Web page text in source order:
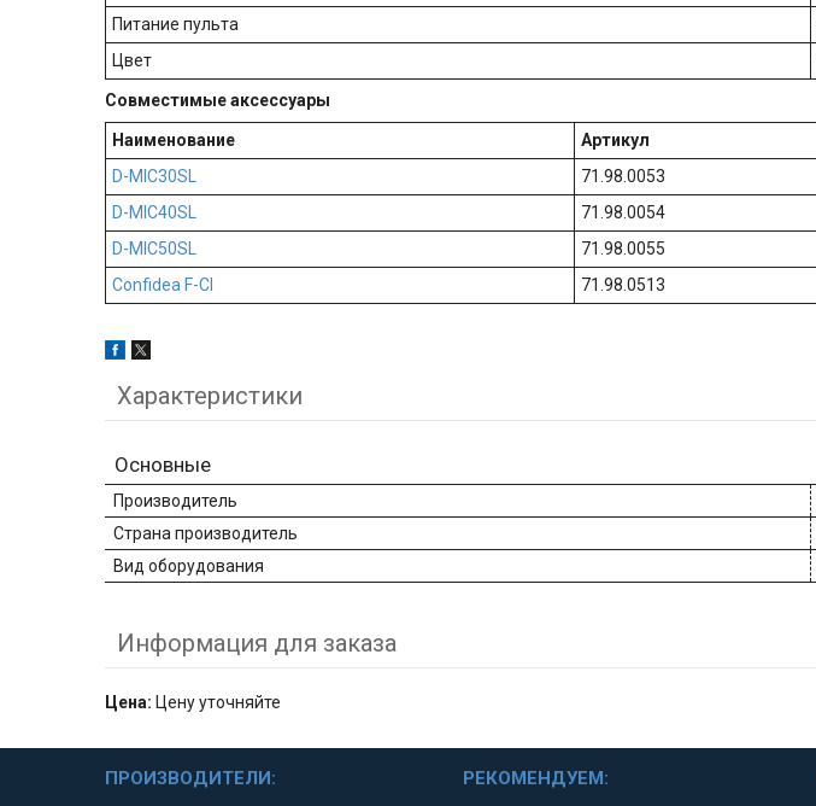
Питание пульта
Цвет
Совместимые аксессуары
Наименование Артикул
D-MIC30SL
71.98.0053
D-MIC40SL
71.98.0054
D-MIC50SL
71.98.0055
Confidea F-CI
71.98.0513
Характеристики
Основные
Производитель
Страна производитель
Вид оборудования
Информация для заказа
Цена: Цену уточняйте
ПРОИЗВОДИТЕЛИ: РЕКОМЕНДУЕМ: